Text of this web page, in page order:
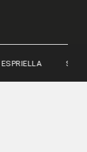
SENADO